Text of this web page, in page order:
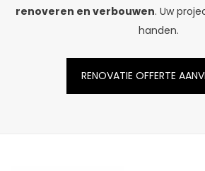
renoveren en verbouwen. Uw
handen.
RENOVATIE OFFERTE